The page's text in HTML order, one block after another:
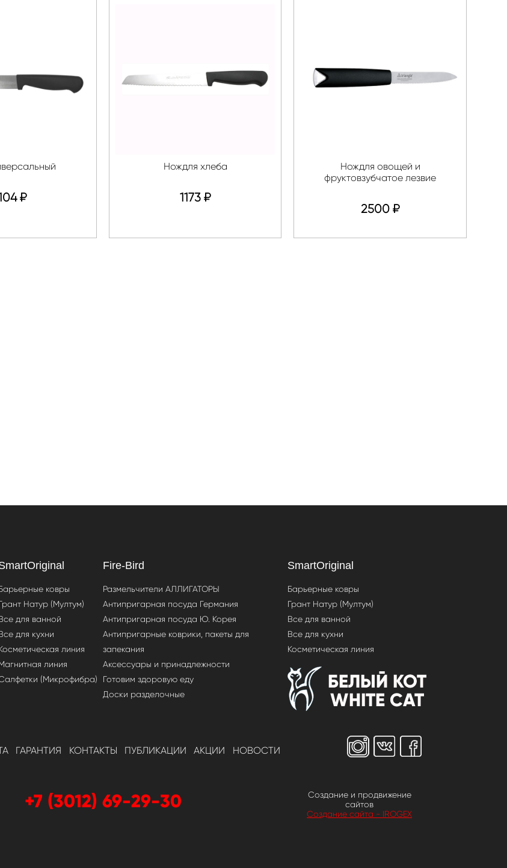
₽
Нождля хлеба
1173 ₽
Нождля овощей и
фруктовзубчатое лезвие
2500 ₽
ковры
Натур (Мултум)
для ванной
для кухни
линия
линия
(Микрофибра)
Fire-Bird
Размельчители АЛЛИГАТОРЫ
Антипригарная посуда Германия
Антипригарная посуда Ю. Корея
Антипригарные коврики, пакеты для
запекания
Аксессуары и принадлежности
Готовим здоровую еду
Доски разделочные
SmartOriginal
Барьерные ковры
Грант Натур (Мултум)
Все для ванной
Все для кухни
Косметическая линия
ГАРАНТИЯ КОНТАКТЫ ПУБЛИКАЦИИ АКЦИИ НОВОСТИ
+7 (3012) 69-29-30
Создание и продвижение
сайтов
Создание сайта - IROGEX